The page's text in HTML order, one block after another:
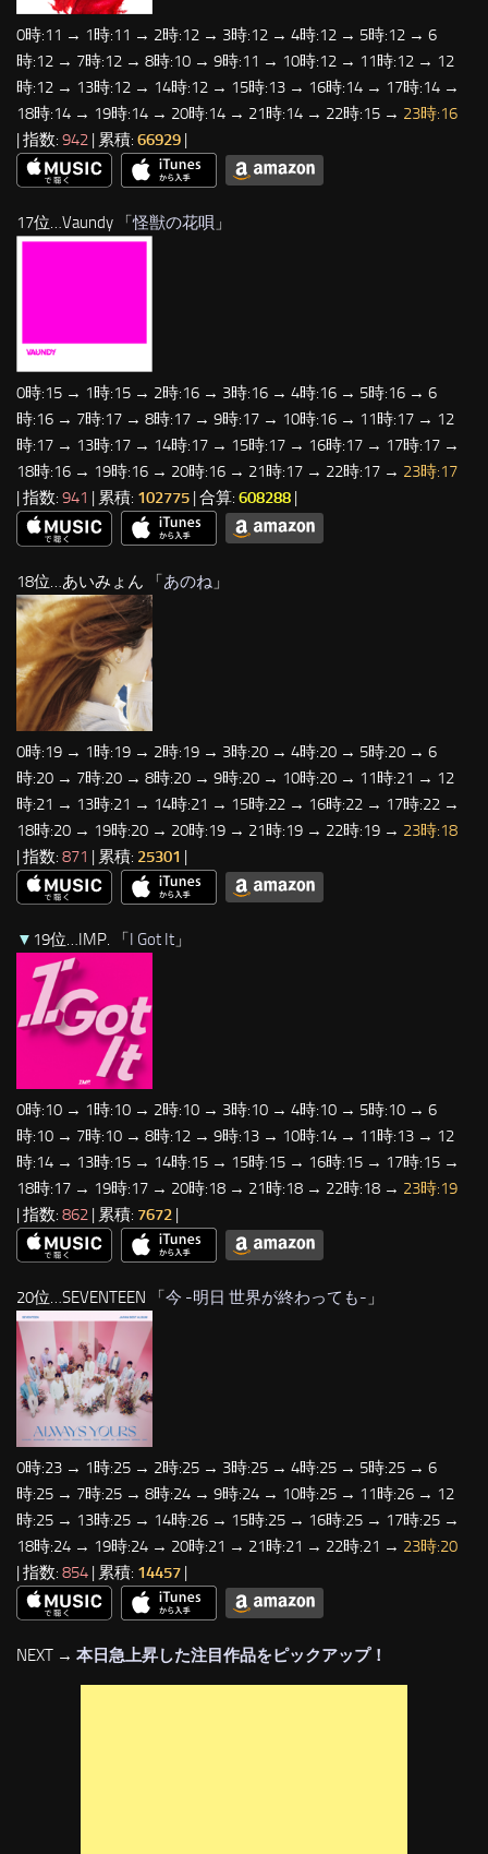
0時:11 → 1時:11 → 2時:12 → 3時:12 → 4時:12 → 5時:12 → 6
時:12 → 7時:12 → 8時:10 → 9時:11 → 10時:12 → 11時:12 → 12
時:12 → 13時:12 → 14時:12 → 15時:13 → 16時:14 → 17時:14 →
18時:14 → 19時:14 → 20時:14 → 21時:14 → 22時:15 → 23時:16
| 指数: 942 | 累積: 66929 |
17位…Vaundy 「怪獣の花唄 」
0時:15 → 1時:15 → 2時:16 → 3時:16 → 4時:16 → 5時:16 → 6
時:16 → 7時:17 → 8時:17 → 9時:17 → 10時:16 → 11時:17 → 12
時:17 → 13時:17 → 14時:17 → 15時:17 → 16時:17 → 17時:17 →
18時:16 → 19時:16 → 20時:16 → 21時:17 → 22時:17 → 23時:17
| 指数: 941 | 累積: 102775 | 合算: 608288
18位…あいみょん 「あのね 」
0時:19 → 1時:19 → 2時:19 → 3時:20 → 4時:20 → 5時:20 → 6
時:20 → 7時:20 → 8時:20 → 9時:20 → 10時:20 → 11時:21 → 12
時:21 → 13時:21 → 14時:21 → 15時:22 → 16時:22 → 17時:22 →
18時:20 → 19時:20 → 20時:19 → 21時:19 → 22時:19 → 23時:18
| 指数: 871 | 累積: 25301 |
▼ 19位…IMP. 「I Got It 」
0時:10 → 1時:10 → 2時:10 → 3時:10 → 4時:10 → 5時:10 → 6
時:10 → 7時:10 → 8時:12 → 9時:13 → 10時:14 → 11時:13 → 12
時:14 → 13時:15 → 14時:15 → 15時:15 → 16時:15 → 17時:15 →
18時:17 → 19時:17 → 20時:18 → 21時:18 → 22時:18 → 23時:19
| 指数: 862 | 累積: 7672 |
20位…SEVENTEEN 「今 -明日 世界が終わっても- 」
0時:23 → 1時:25 → 2時:25 → 3時:25 → 4時:25 → 5時:25 → 6
時:25 → 7時:25 → 8時:24 → 9時:24 → 10時:25 → 11時:26 → 12
時:25 → 13時:25 → 14時:26 → 15時:25 → 16時:25 → 17時:25 →
18時:24 → 19時:24 → 20時:21 → 21時:21 → 22時:21 → 23時:20
| 指数: 854 | 累積: 14457 |
NEXT → 本日急上昇した注目作品をピックアップ！